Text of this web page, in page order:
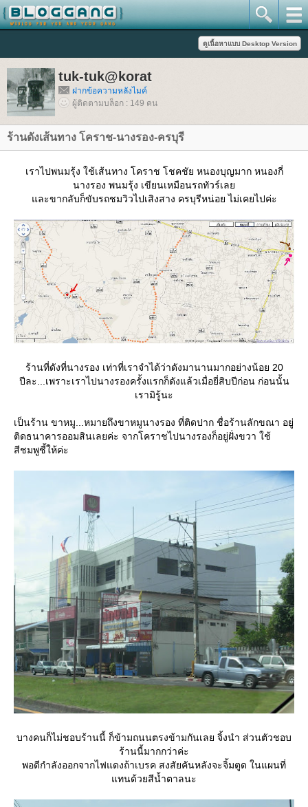
tuk-tuk@korat
ฝากข้อความหลังไมค์
ผู้ติดตามบล็อก : 149 คน
ร้านดังเส้นทาง โคราช-นางรอง-ครบุรี
เราไปพนมรุ้ง ใช้เส้นทาง โคราช โชคชัย หนองบุญมาก หนองกี่
นางรอง พนมรุ้ง เขียนเหมือนรถทัวร์เล
ละขากลับก็ขับรถชมวิวไปเสิงสาง ครบุรีหน่อย ไม่เคยไปค่ะ
ร้านที่ดังที่นางรอง เท่าที่เราจำได้ว่าดังมานานมากอย่างน้อย 20
ปีละ...เพราะเราไปนางรองครั้งแรกก็ดังแล้วเมื่อยี่สิบปีก่อน ก่อนนั้น
เรามิรู้นะ
เป็นร้าน ขาหมู...หมายถึงขาหมูนางรอง ที่ติดปาก ชื่อร้านลักขณา อยู่
ติดธนาคารออมสินเลยค่ะ จากโคราชไปนางรองก็อยู่ฝั่งขวา ใช้
สีชมพูชี้ให้ค่ะ
บางคนก็ไม่ชอบร้านนี้ ก็ข้ามถนนตรงข้ามกันเลย จิ้งนำ ส่วนตัวชอบ
ร้านนี้มากกว่าค่ะ
พอดีกำลังออกจากไฟแดงถ้าเบรค สงสัยคันหลังจะจิ้มตูด ในแผนที่
ทนด้วยสีน้ำตาลนะ